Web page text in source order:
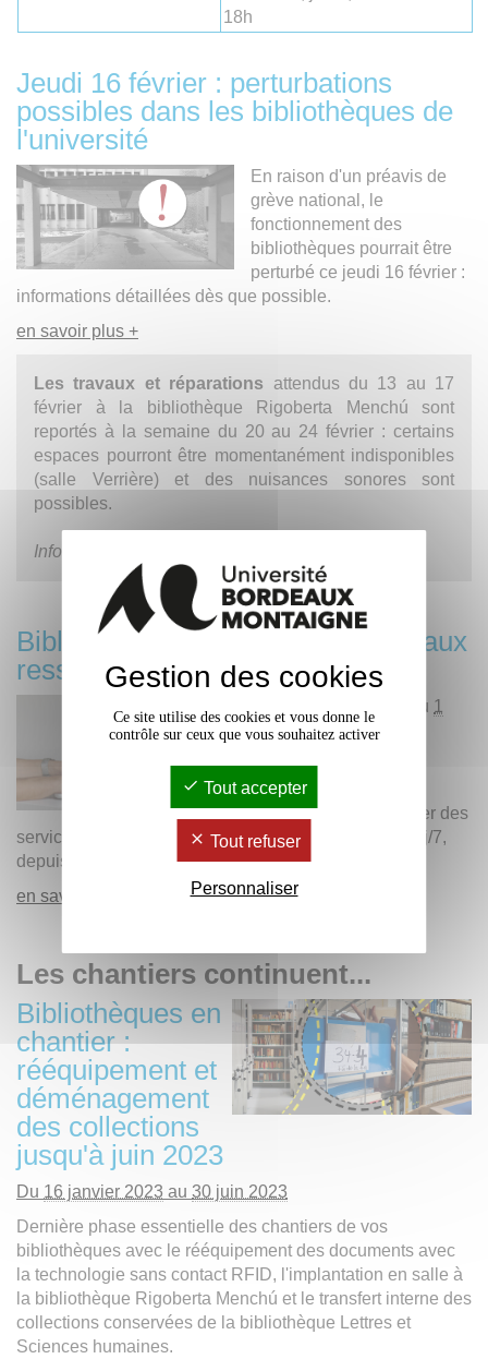
18h
Jeudi 16 février : perturbations
possibles dans les bibliothèques de
l'université
En raison d'un préavis de
grève national, le
fonctionnement des
bibliothèques pourrait être
perturbé ce jeudi 16 février :
informations détaillées dès que possible.
en savoir plus +
Les travaux et réparations attendus du 13 au 17
février à la bibliothèque Rigoberta Menchú sont
reportés à la semaine du 20 au 24 février : certains
espaces pourront être momentanément indisponibles
(salle Verrière) et des nuisances sonores sont
possibles.
Informations précises à venir
Bibliothèques fermées ? Pensez aux
ressources numériques !
au 1
septembre 2022
Les ressources
numériques vous
permettent de profiter des
services des bibliothèques de l'université 24h/24 et 7j/7,
depuis chez vous ou ailleurs.
en savoir plus +
Les chantiers continuent...
Bibliothèques en
chantier :
rééquipement et
déménagement
des collections
jusqu'à juin 2023
Du 16 janvier 2023 au 30 juin 2023
Dernière phase essentielle des chantiers de vos
bibliothèques avec le rééquipement des documents avec
la technologie sans contact RFID, l'implantation en salle à
la bibliothèque Rigoberta Menchú et le transfert interne des
collections conservées de la bibliothèque Lettres et
Sciences humaines.
Gestion des cookies
Ce site utilise des cookies et vous donne le
contrôle sur ceux que vous souhaitez activer
Tout accepter
Tout refuser
Personnaliser